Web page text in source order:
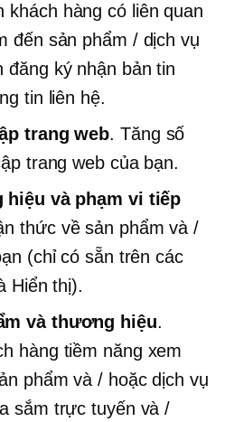
khách hàng có liên quan
đến sản phẩm / dịch vụ
đăng ký nhận bản tin
tin liên hệ.
trang web. Tăng số
trang web của bạn.
hiệu và phạm vi tiếp
thức về sản phẩm và /
(chỉ có sẵn trên các
Hiển thị).
và thương hiệu.
hàng tiềm năng xem
phẩm và / hoặc dịch vụ
sắm trực tuyến và /